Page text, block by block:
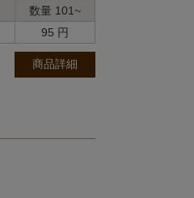
数量 101~
95 円
商品詳細